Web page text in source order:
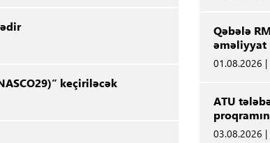
keçiriləcək
Qəbələ
əməliyyat
01.08.2026 |
ATU
03.08.2026 |